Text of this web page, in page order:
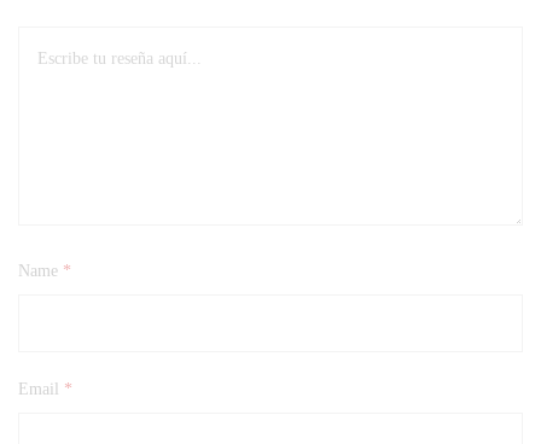
Name *
Email *